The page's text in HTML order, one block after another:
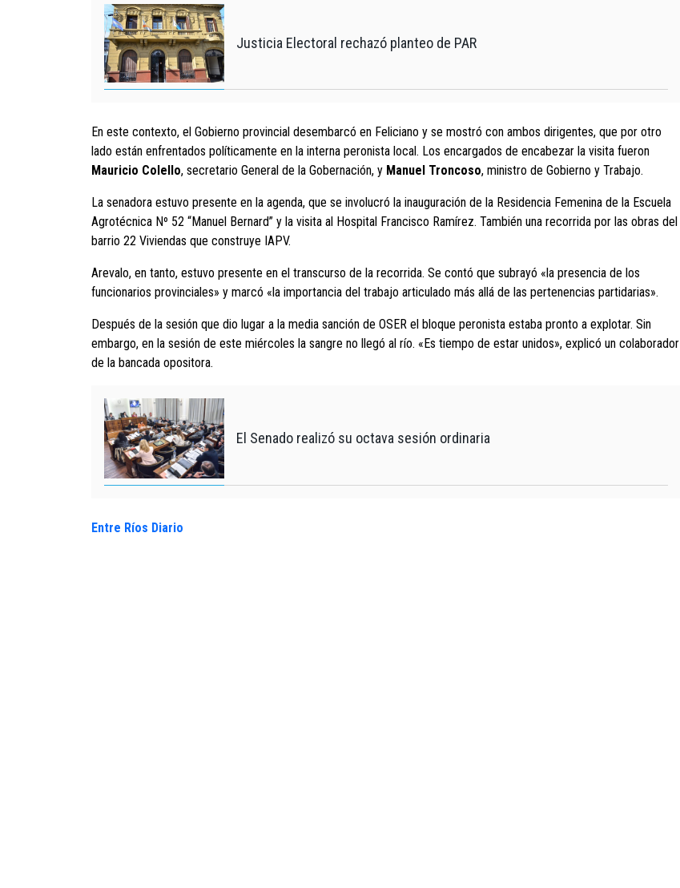
Justicia Electoral rechazó planteo de PAR
En este contexto, el Gobierno provincial desembarcó en Feliciano y se mostró con ambos dirigentes, que por otro
lado están enfrentados políticamente en la interna peronista local. Los encargados de encabezar la visita fueron
Mauricio Colello, secretario General de la Gobernación, y Manuel Troncoso, ministro de Gobierno y Trabajo.
La senadora estuvo presente en la agenda, que se involucró la inauguración de la Residencia Femenina de la Escuela
Agrotécnica Nº 52 “Manuel Bernard” y la visita al Hospital Francisco Ramírez. También una recorrida por las obras del
barrio 22 Viviendas que construye IAPV.
Arevalo, en tanto, estuvo presente en el transcurso de la recorrida. Se contó que subrayó «la presencia de los
funcionarios provinciales» y marcó «la importancia del trabajo articulado más allá de las pertenencias partidarias».
Después de la sesión que dio lugar a la media sanción de OSER el bloque peronista estaba pronto a explotar. Sin
embargo, en la sesión de este miércoles la sangre no llegó al río. «Es tiempo de estar unidos», explicó un colaborador
de la bancada opositora.
El Senado realizó su octava sesión ordinaria
Entre Ríos Diario